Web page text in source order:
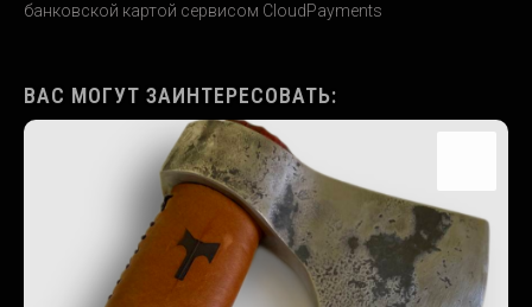
банковской картой сервисом CloudPayments
ВАС МОГУТ ЗАИНТЕРЕСОВАТЬ: